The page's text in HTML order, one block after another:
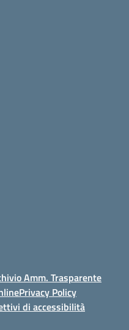
Amm. Trasparente
Privacy Policy
di accessibilità